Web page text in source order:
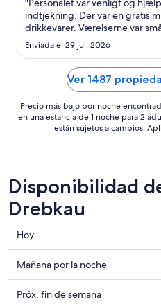
indtjekning. Der var en gratis
drikkevarer. Værelserne var
lettere slidte. I badet faldt
mens jeg var i bad, hvilket
mærke under øjet. Døren til
ikke lukkes eller låses. ..."
Enviada el 29 jul. 2026
Ver 1487
Precio más bajo por noche
en una estancia de 1 noche para 2
están sujetos a cambios.
Disponibilidad
Drebkau
Consultar
precios
en
Drebkau
para
Hoy
Consultar
precios
en
Mañana por la noche
Consultar
Próx. fin de semana